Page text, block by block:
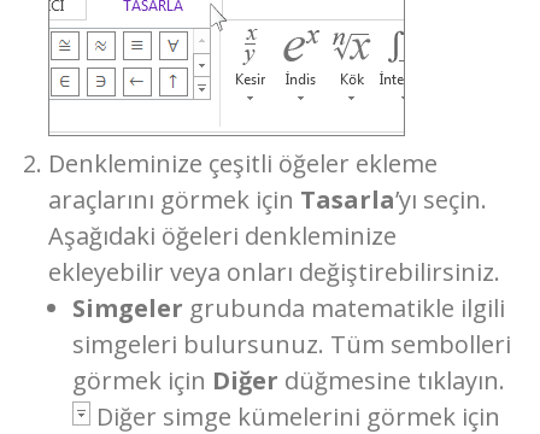
Denkleminize çeşitli öğeler ekleme
araçlarını görmek için Tasarla’yı seçin.
Aşağıdaki öğeleri denkleminize
ekleyebilir veya onları değiştirebilirsiniz.
Simgeler grubunda matematikle ilgili
simgeleri bulursunuz. Tüm sembolleri
görmek için Diğer düğmesine tıklayın.
Diğer simge kümelerini görmek için